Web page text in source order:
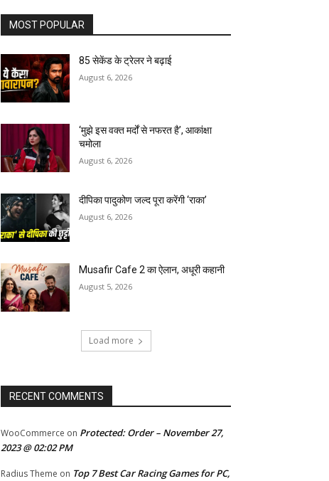
MOST POPULAR
85 सेकेंड के ट्रेलर ने बढ़ाई
August 6, 2026
‘मुझे इस वक्त मर्दों से नफरत है’, आकांक्षा
चमोला
August 6, 2026
दीपिका पादुकोण जल्द पूरा करेंगी ‘राका’
August 6, 2026
Musafir Cafe 2 का ऐलान, अधूरी कहानी
August 5, 2026
Load more
RECENT COMMENTS
WooCommerce on Protected: Order – November 27,
2023 @ 02:02 PM
Radius Theme on Top 7 Best Car Racing Games for PC,